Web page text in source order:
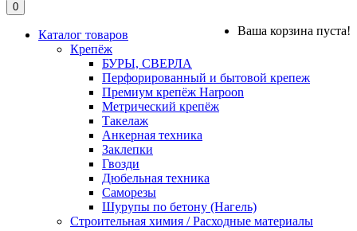
0
Ваша корзина пуста!
Каталог товаров
Крепёж
БУРЫ, СВЕРЛА
Перфорированный и бытовой крепеж
Премиум крепёж Harpoon
Метрический крепёж
Такелаж
Анкерная техника
Заклепки
Гвозди
Дюбельная техника
Саморезы
Шурупы по бетону (Нагель)
Строительная химия / Расходные материалы